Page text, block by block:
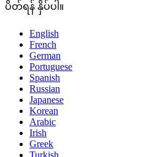
ပိတ်ရန် နှိပ်ပါ။
English
French
German
Portuguese
Spanish
Russian
Japanese
Korean
Arabic
Irish
Greek
Turkish